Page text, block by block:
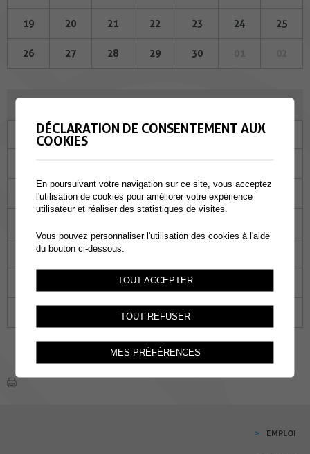
19 20 21 22 23 24 25
26 27 28 29 30
Ma Me Je Ve Sa
04 05 06 07 08
18 19
27 28
03
EMPLOI
DÉCLARATION DE CONSENTEMENT AUX
COOKIES
En poursuivant votre navigation sur ce site, vous acceptez
l'utilisation de cookies pour améliorer votre expérience
utilisateur et réaliser des statistiques de visites.
Vous pouvez personnaliser l'utilisation des cookies à l'aide
du bouton ci-dessous.
TOUT ACCEPTER
TOUT REFUSER
MES PRÉFÉRENCES